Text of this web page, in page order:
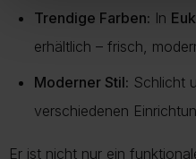
Trendige Farben: In
erhältlich – frisch,
Moderner Stil: Schlicht
verschiedenen
Er ist nicht nur ein